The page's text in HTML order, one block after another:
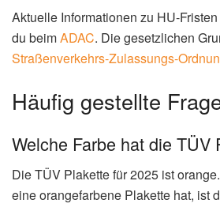
Aktuelle Informationen zu HU-
du beimADAC. Die gesetzlichen
Straßenverkehrs-Zulassungs-
Häufig gestellte
Welche Farbe hat die TÜV
Die TÜV Plakette für 2025 ist
eine orangefarbene Plakette hat, ist